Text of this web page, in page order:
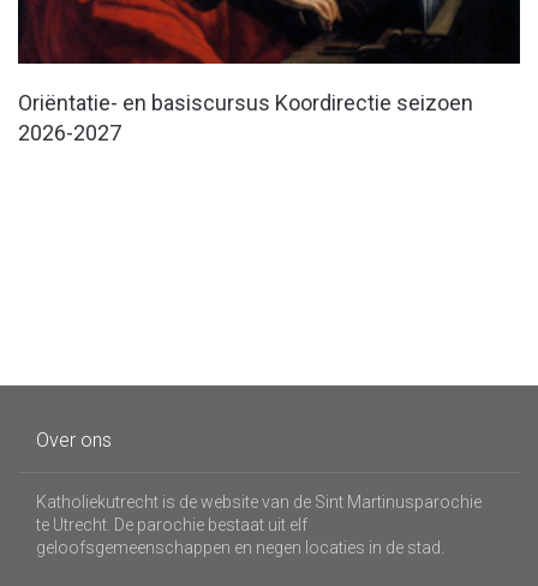
Oriëntatie- en basiscursus Koordirectie seizoen
2026-2027
Over ons
Katholiekutrecht is de website van de Sint Martinusparochie
te Utrecht. De parochie bestaat uit elf
geloofsgemeenschappen en negen locaties in de stad.